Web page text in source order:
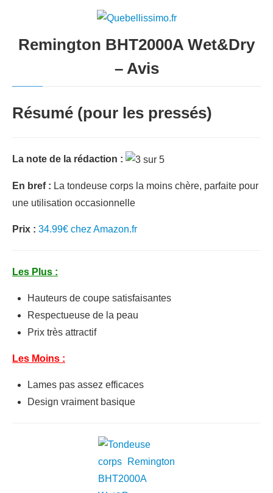
Remington BHT2000A Wet&Dry
– Avis
Résumé (pour les pressés)
La note de la rédaction :
En bref : La tondeuse corps la moins chère, parfaite pour
une utilisation occasionnelle
Prix : 34.99€ chez Amazon.fr
Les Plus :
Hauteurs de coupe satisfaisantes
Respectueuse de la peau
Prix très attractif
Les Moins :
Lames pas assez efficaces
Design vraiment basique